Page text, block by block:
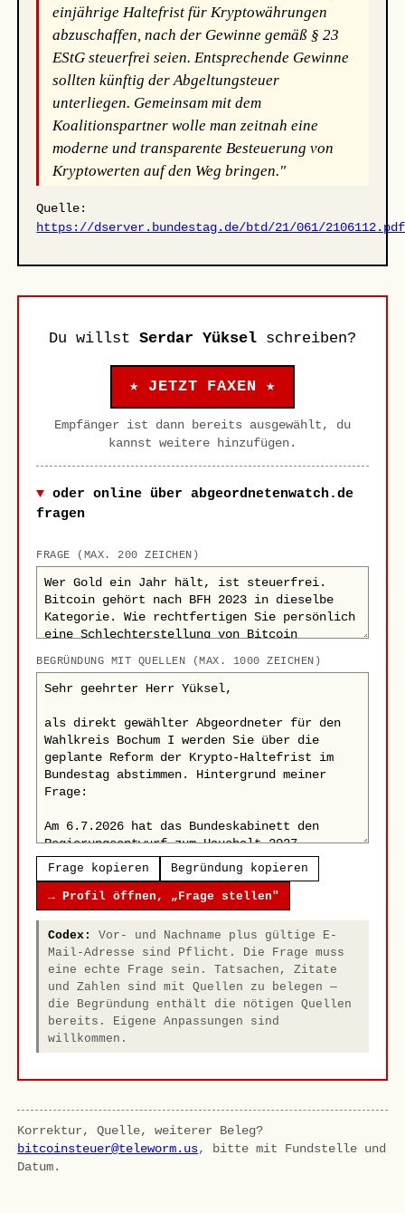
einjährige Haltefrist für Kryptowährungen
abzuschaffen, nach der Gewinne gemäß § 23
EStG steuerfrei seien. Entsprechende Gewinne
sollten künftig der Abgeltungsteuer
unterliegen. Gemeinsam mit dem
Koalitionspartner wolle man zeitnah eine
moderne und transparente Besteuerung von
Kryptowerten auf den Weg bringen."
Quelle:
https://dserver.bundestag.de/btd/21/061/2106112.pdf
Du willst Serdar Yüksel schreiben?
★ JETZT FAXEN ★
Empfänger ist dann bereits ausgewählt, du
kannst weitere hinzufügen.
oder online über abgeordnetenwatch.de
fragen
FRAGE (MAX. 200 ZEICHEN)
BEGRÜNDUNG MIT QUELLEN (MAX. 1000 ZEICHEN)
Frage kopieren Begründung kopieren
→ Profil öffnen, „Frage stellen"
Codex:
Vor- und Nachname plus gültige E-
Mail-Adresse sind Pflicht. Die Frage muss
eine echte Frage sein. Tatsachen, Zitate
und Zahlen sind mit Quellen zu belegen —
die Begründung enthält die nötigen Quellen
bereits. Eigene Anpassungen sind
willkommen.
Korrektur, Quelle, weiterer Beleg?
bitcoinsteuer@teleworm.us, bitte mit Fundstelle und
Datum.